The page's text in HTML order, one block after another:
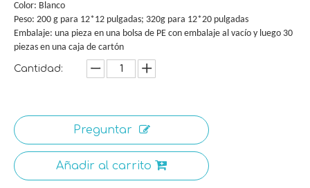
Color: Blanco
Peso: 200 g para 12*12 pulgadas; 320g para 12*20 pulgadas
Embalaje: una pieza en una bolsa de PE con embalaje al vacío y luego 30
piezas en una caja de cartón
Cantidad:
Preguntar
Añadir al carrito